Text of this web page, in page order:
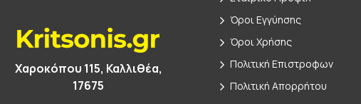
Χαροκόπου 115, Καλλιθέα,
17675
Όροι Εγγύησης
Όροι Χρήσης
Πολιτική Επιστροφων
Πολιτική Απορρήτου